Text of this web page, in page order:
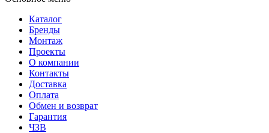
Каталог
Бренды
Монтаж
Проекты
О компании
Контакты
Доставка
Оплата
Обмен и возврат
Гарантия
ЧЗВ